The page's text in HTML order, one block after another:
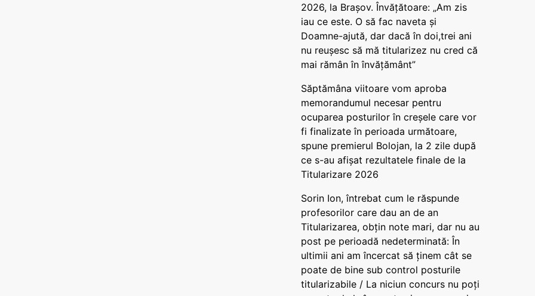
2026, la Brașov. Învățătoare: „Am zis
iau ce este. O să fac naveta și
Doamne-ajută, dar dacă în doi,trei ani
nu reușesc să mă titularizez nu cred că
mai rămân în învățământ”
Săptămâna viitoare vom aproba
memorandumul necesar pentru
ocuparea posturilor în creșele care vor
fi finalizate în perioada următoare,
spune premierul Bolojan, la 2 zile după
ce s-au afișat rezultatele finale de la
Titularizare 2026
Sorin Ion, întrebat cum le răspunde
profesorilor care dau an de an
Titularizarea, obțin note mari, dar nu au
post pe perioadă nedeterminată: În
ultimii ani am încercat să ținem cât se
poate de bine sub control posturile
titularizabile / La niciun concurs nu poți